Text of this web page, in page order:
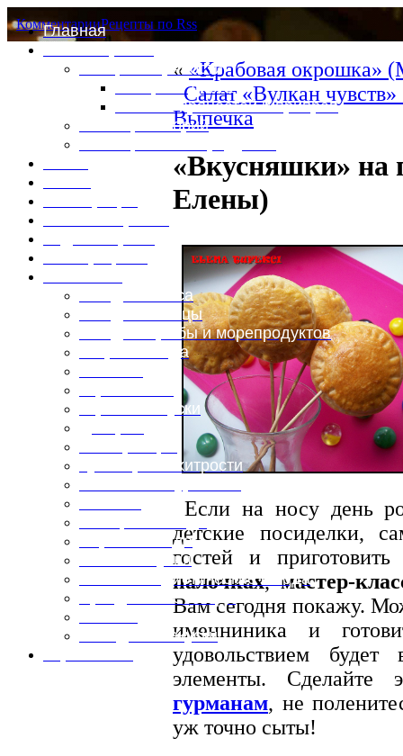
Главная
Специи и пряности
Специи и диета
Каталог пряностей и приправ
Таблица калорий
Блюда из мяса
Блюда из птицы
Блюда из рыбы и морепродуктов
Вторые блюда
Горячие закуски
Кулинарные хитрости
Первые блюда
Полевая кухня
Постные и диетические блюда
Праздничные блюда
Холодные закуски
КомментарииРецепты по Rss
««Крабовая окрошка»
Салат «Вулкан
Выпечка
«Вкусняшки» на
Елены)
Если на носу день
детские посиделки,
гостей и
палочках,мастер-
Вам сегодня покажу.
именниника и
удовольствием будет
элементы.
гурманам, не
уж точно сыты!